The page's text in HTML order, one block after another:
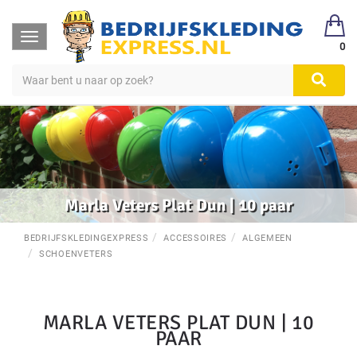
Toggle
navigation
0
Marla Veters Plat Dun | 10 paar
BEDRIJFSKLEDINGEXPRESS ACCESSOIRES
ALGEMEEN
SCHOENVETERS
MARLA VETERS PLAT DUN | 10
PAAR